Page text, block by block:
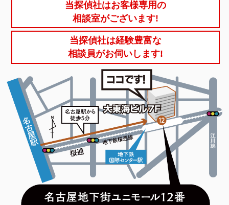
当探偵社はお客様専用の
相談室がございます!
当探偵社は経験豊富な
相談員がお伺いします!